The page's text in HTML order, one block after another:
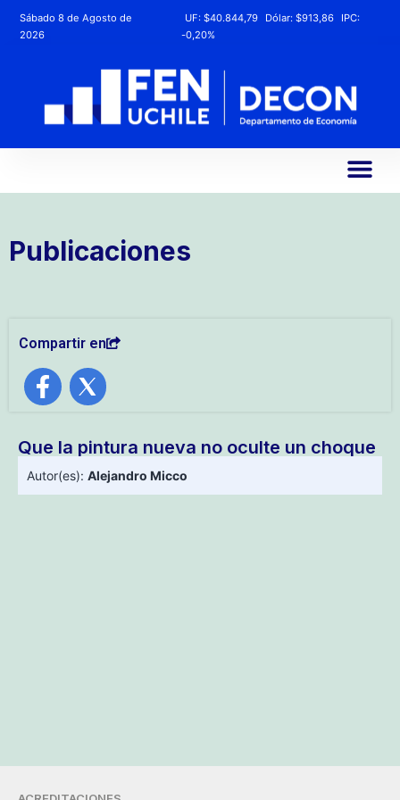
Sábado 8 de Agosto de
2026
UF:$40.844,79 Dólar:$913,86
IPC:
-0,20%
Publicaciones
Compartir en
Que la pintura nueva no oculte un choque
Autor(es): Alejandro Micco